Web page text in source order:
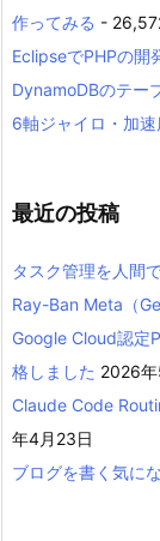
作ってみる -
EclipseでPHPの開
DynamoDBのテー
6軸ジャイロ・加
最近の投稿
タスク管理を人間
Ray-Ban Meta（
Google Cloud認定
格しました 2026
Claude Code
年4月23日
ブログを書く気に